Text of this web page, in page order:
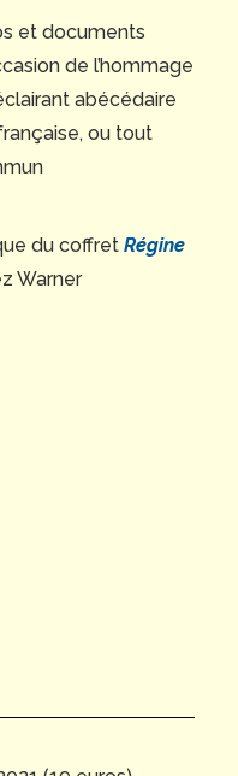
et documents
de l’hommage
abécédaire
ou tout
du coffret Régine
Warner